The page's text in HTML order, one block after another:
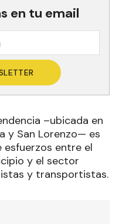
en tu email
–ubicada en
y San Lorenzo— es
entre el
y el sector
y transportistas.